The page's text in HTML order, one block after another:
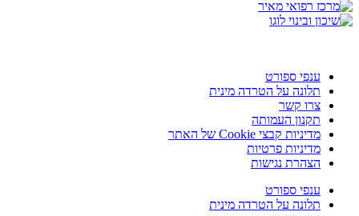
ענפי ספורט
תלונה על הטרדה מינית
צרו קשר
תקנון העמותה
מדיניות קבצי Cookie של האתר
מדיניות פרטיות
הצהרת נגישות
ענפי ספורט
תלונה על הטרדה מינית